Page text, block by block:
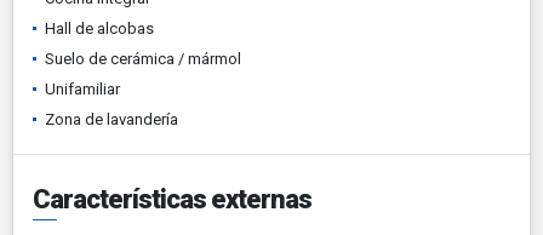
Hall de alcobas
Suelo de cerámica / mármol
Unifamiliar
Zona de lavandería
Características externas